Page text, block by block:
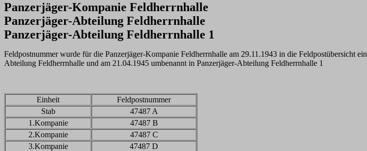
Panzerjäger-Kompanie Feldherrnhalle
Panzerjäger-Abteilung Feldherrnhalle
Panzerjäger-Abteilung Feldherrnhalle 1
Feldpostnummer wurde für die Panzerjäger-Kompanie Feldherrnhalle am 29.11.1943 in die Feldpostübersicht
Abteilung Feldherrnhalle und am 21.04.1945 umbenannt in Panzerjäger-Abteilung Feldherrnhalle 1
Einheit
Feldpostnummer
Stab
47487 A
1.Kompanie
47487 B
2.Kompanie
47487 C
3.Kompanie
47487 D